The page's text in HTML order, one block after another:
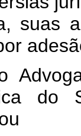
suas
do